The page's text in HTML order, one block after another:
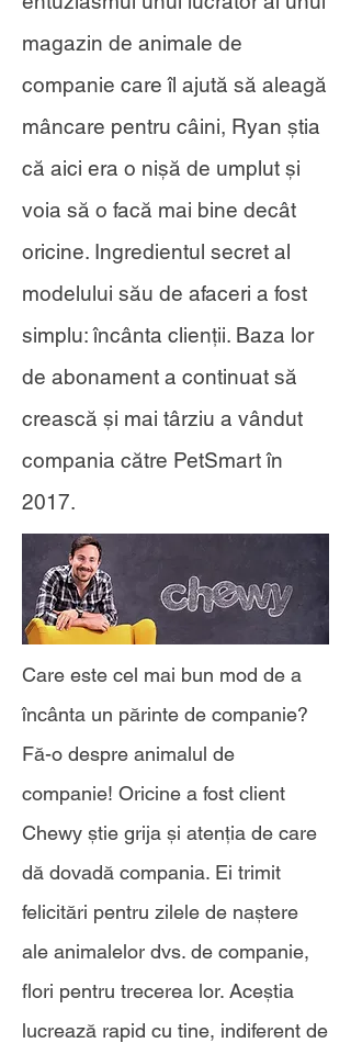
magazin de animale de
companie care îl ajută să aleagă
mâncare pentru câini, Ryan știa
că aici era o nișă de umplut și
voia să o facă mai bine decât
oricine. Ingredientul secret al
modelului său de afaceri a fost
simplu: încânta clienții. Baza lor
de abonament a continuat să
crească și mai târziu a vândut
compania către PetSmart în
2017.
Care este cel mai bun mod de a
încânta un părinte de companie?
Fă-o despre animalul de
companie! Oricine a fost client
Chewy știe grija și atenția de care
dă dovadă compania. Ei trimit
felicitări pentru zilele de naștere
ale animalelor dvs. de companie,
flori pentru trecerea lor. Aceștia
lucrează rapid cu tine, indiferent de